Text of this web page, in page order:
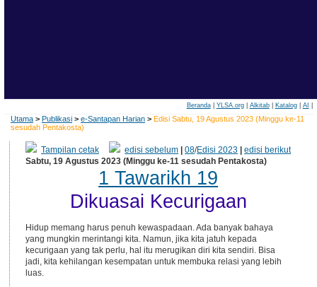
Beranda| YLSA.org| Alkitab| Katalog| AI
Utama > Publikasi > e-Santapan Harian > Edisi Sabtu, 19 Agustus 2023 (Minggu ke-11
sesudah Pentakosta)
Tampilan cetak edisi sebelum |08/Edisi 2023 |edisi berikut
Sabtu, 19 Agustus 2023 (Minggu ke-11 sesudah Pentakosta)
1 Tawarikh 19
Dikuasai Kecurigaan
Hidup memang harus penuh kewaspadaan. Ada banyak bahaya
yang mungkin merintangi kita. Namun, jika kita jatuh kepada
kecurigaan yang tak perlu, hal itu merugikan diri kita sendiri. Bisa
jadi, kita kehilangan kesempatan untuk membuka relasi yang lebih
luas.